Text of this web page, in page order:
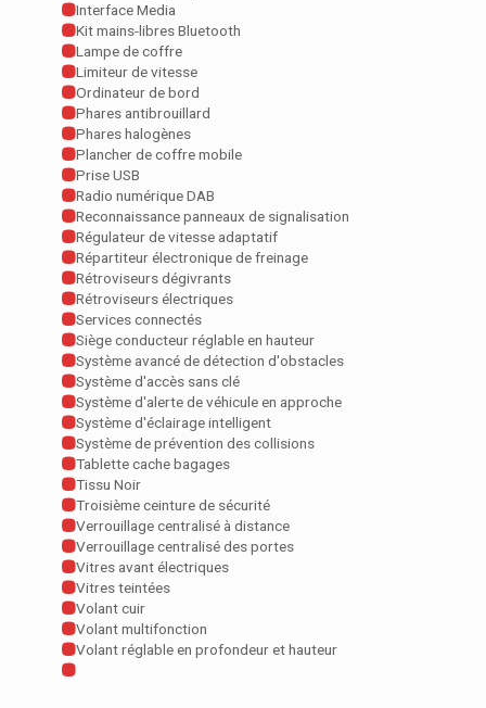
Interface Media
Kit mains-libres Bluetooth
Lampe de coffre
Limiteur de vitesse
Ordinateur de bord
Phares antibrouillard
Phares halogènes
Plancher de coffre mobile
Prise USB
Radio numérique DAB
Reconnaissance panneaux de signalisation
Régulateur de vitesse adaptatif
Répartiteur électronique de freinage
Rétroviseurs dégivrants
Rétroviseurs électriques
Services connectés
Siège conducteur réglable en hauteur
Système avancé de détection d'obstacles
Système d'accès sans clé
Système d'alerte de véhicule en approche
Système d'éclairage intelligent
Système de prévention des collisions
Tablette cache bagages
Tissu Noir
Troisième ceinture de sécurité
Verrouillage centralisé à distance
Verrouillage centralisé des portes
Vitres avant électriques
Vitres teintées
Volant cuir
Volant multifonction
Volant réglable en profondeur et hauteur